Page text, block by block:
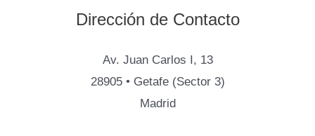
Dirección de Contacto
Av. Juan Carlos I, 13
28905 • Getafe (Sector 3)
Madrid